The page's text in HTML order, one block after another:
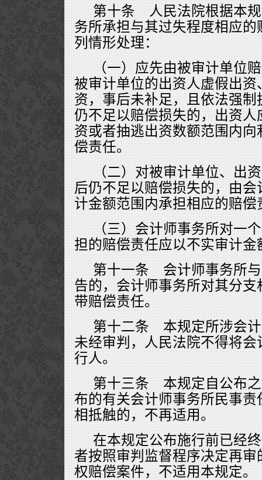
第十条 人民法院根据本
务所承担与其过失程度相应
列情形处理：
（一）应先由被审计单位
被审计单位的出资人虚假出
资，事后未补足，且依法强
仍不足以赔偿损失的，出资
资或者抽逃出资数额范围内
偿责任。
（二）对被审计单位、出
后仍不足以赔偿损失的，由
计金额范围内承担相应的赔偿
（三）会计师事务所对一
担的赔偿责任应以不实审计金
第十一条 会计师事务所
告的，会计师事务所对其分
带赔偿责任。
第十二条 本规定所涉会
未经审判，人民法院不得将
行人。
第十三条 本规定自公布
布的有关会计师事务所民事
相抵触的，不再适用。
在本规定公布施行前已经
者按照审判监督程序决定再
权赔偿案件，不适用本规定。